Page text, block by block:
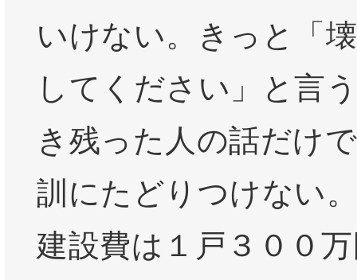
いけない。きっと「
してください」と言
き残った人の話だけ
訓にたどりつけない
建設費は１戸３００